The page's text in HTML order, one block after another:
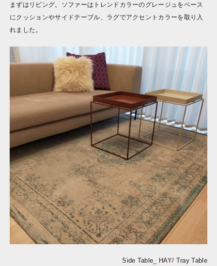
まずはリビング。ソファーはトレンドカラーのグレージュをベース
にクッションやサイドテーブル、ラグでアクセントカラーを取り入
れました。
Side Table_ HAY/ Tray Table